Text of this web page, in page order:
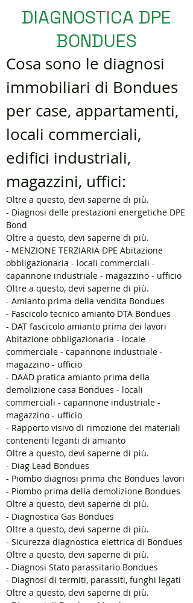
DIAGNOSTICA DPE
BONDUES
Cosa sono le diagnosi
immobiliari di Bondues
per case, appartamenti,
locali commerciali,
edifici industriali,
magazzini, uffici:
Oltre a questo, devi saperne di più.
- Diagnosi delle prestazioni energetiche DPE
Bond
Oltre a questo, devi saperne di più.
- MENZIONE TERZIARIA DPE Abitazione
obbligazionaria - locali commerciali -
capannone industriale - magazzino - ufficio
Oltre a questo, devi saperne di più.
- Amianto prima della vendita Bondues
- Fascicolo tecnico amianto DTA Bondues
- DAT fascicolo amianto prima dei lavori
Abitazione obbligazionaria - locale
commerciale - capannone industriale -
magazzino - ufficio
- DAAD pratica amianto prima della
demolizione casa Bondues - locali
commerciali - capannone industriale -
magazzino - ufficio
- Rapporto visivo di rimozione dei materiali
contenenti leganti di amianto
Oltre a questo, devi saperne di più.
- Diag Lead Bondues
- Piombo diagnosi prima che Bondues lavori
- Piombo prima della demolizione Bondues
Oltre a questo, devi saperne di più.
- Diagnostica Gas Bondues
Oltre a questo, devi saperne di più.
- Sicurezza diagnostica elettrica di Bondues
Oltre a questo, devi saperne di più.
- Diagnosi Stato parassitario Bondues
- Diagnosi di termiti, parassiti, funghi legati
Oltre a questo, devi saperne di più.